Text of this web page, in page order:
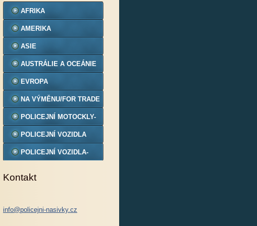
AFRIKA
AMERIKA
ASIE
AUSTRÁLIE A OCEÁNIE
EVROPA
NA VÝMĚNU/FOR TRADE
POLICEJNÍ MOTOCKLY-
MODELY
POLICEJNÍ VOZIDLA
POLICEJNÍ VOZIDLA-
Kontakt
info@policejni-nasivky.cz